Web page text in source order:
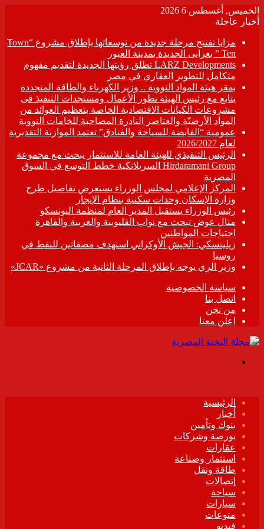
الخميس, أغسطس 6 2026
أخبار عاجلة
مزايا تفتتح مرحلة جديدة من توسعاتها بإطلاق مشروع “Town
Ten ” بعرابى الجديدة بمدينة العبور
LARZ Developments تطلق رؤيتها الجديدة لتقديم مفهوم
متكامل للتطوير العقاري في مصر
بمقر هيئة المواد النووية .. وزير الكهرباء والطاقة المتجددة
يتابع مع رئيس الهيئة تطور الأعمال ومستجدات التنفيذ فى
مشروعات الكيانات الاقتصادية الخاصة بتعظيم العوائد من
المواد الأرضيّة والعناصر النادرة المصاحبة للخامات النووية
عمومية “القابضة للسياحة والفنادق” تعتمد الموازنة التقديرية
لعام 2026/2027
الرئيس التنفيذي للهيئة العامة للاستثمار يبحث مع مجموعة
Hirdaramani Group السريلانكية خطط التوسع في السوق
المصرية
المركز الإعلامي لمجلس الوزراء يستعرض تفاصيل طرح
وزارة الإسكان وحدات سكنية بنظام الإيجار
رئيس الوزراء يستقبل المدير العام لمنظمة اليونسكو
منال عوض تبحث مع نواب القليوبية والغربية والقاهرة
احتياجات المواطنين
زيلينسكي: الجيش الأوكراني استهدف مصفاتين للنفط في
روسيا
وزير الري يوجه بإطلاق المرحلة الثانية من مشروع «JCAR»
سياسة الخصوصية
اتصل بنا
من نحن
اعلن معنا
الرئيسية
أخبار
بنوك وتأمين
بورصة وشركات
عقارات
استثمار وصناعة
طاقة ونقل
إتصالات
سياحة
سيارات
منوعات
فيديو